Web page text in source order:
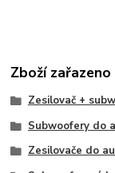
Zboží
Zesilovač +
Subwoofery do
Zesilovače do